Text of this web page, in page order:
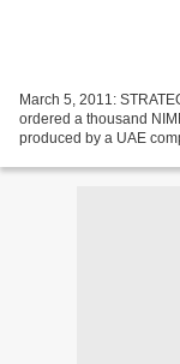
March 5, 2011:
ordered a thousand
produced by a UAE